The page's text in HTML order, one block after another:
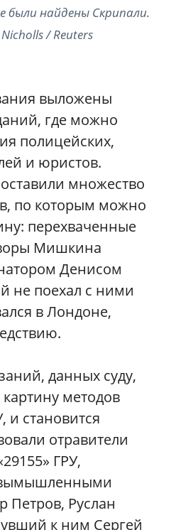
были найдены Скрипали.
/ Reuters
выложены
где можно
полицейских,
и юристов.
множество
по которым можно
перехваченные
Мишкина
Денисом
не поехал с ними
в Лондоне,
данных суду,
методов
и становится
отравители
ГРУ,
Петров, Руслан
к ним Сергей